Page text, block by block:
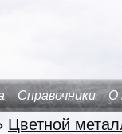
Справочники О
Цветной